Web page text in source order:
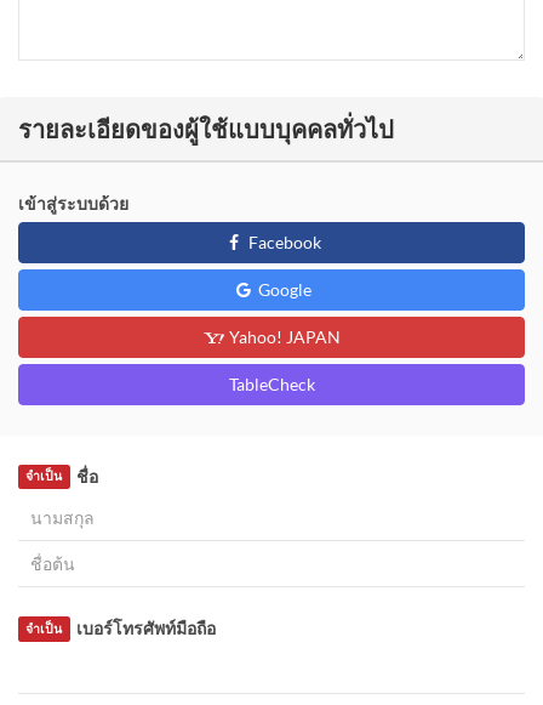
รายละเอียดของผู้ใช้แบบบุคคลทั่วไป
เข้าสู่ระบบด้วย
Facebook
Google
Yahoo! JAPAN
TableCheck
ชื่อ
จำเป็น
เบอร์โทรศัพท์มือถือ
จำเป็น